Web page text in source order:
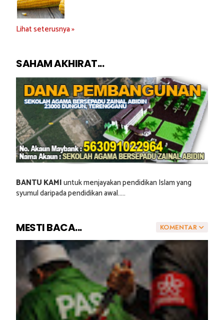
Lihat seterusnya »
SAHAM AKHIRAT...
BANTU KAMIuntuk menjayakan pendidikan Islam yang
syumul daripada pendidikan awal.....
KOMENTAR
MESTI BACA...